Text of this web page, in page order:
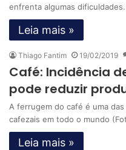
enfrenta algumas dificuldades.
Leia mais »
Thiago Fantim 19/02/2019
Café: Incidência
pode reduzir
A ferrugem do café é uma
cafezais em todo o mundo
Leia mais »